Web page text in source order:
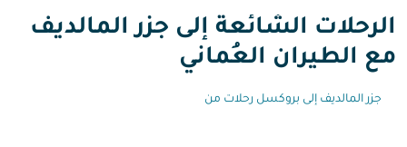
الرحلات الشائعة إلى جزر المالديف
مع الطيران العُماني
جزر المالديف إلى بروكسل رحلات من